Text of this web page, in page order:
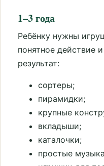
1–3 года
Ребёнку нужны
понятное действие
результат:
сортеры;
пирамидки;
крупные
вкладыши;
каталочки;
простые